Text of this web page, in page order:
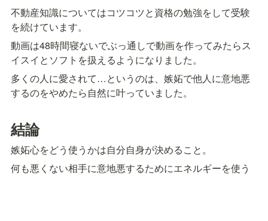
不動産知識についてはコツコツと資格の勉強をして受験
を続けています。
動画は48時間寝ないでぶっ通しで動画を作ってみたらス
イスイとソフトを扱えるようになりました。
多くの人に愛されて…というのは、嫉妬で他人に意地悪
するのをやめたら自然に叶っていました。
結論
嫉妬心をどう使うかは自分自身が決めること。
何も悪くない相手に意地悪するためにエネルギーを使う